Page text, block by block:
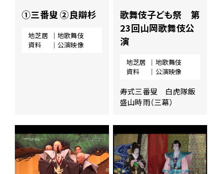
①三番叟 ②良辯杉
地芝居
｜地歌舞伎
資料
｜公演映像
歌舞伎子ども祭 第
23回山岡歌舞伎公
演
地芝居
｜地歌舞伎
資料
｜公演映像
寿式三番叟 白虎隊飯
盛山時雨（三幕）